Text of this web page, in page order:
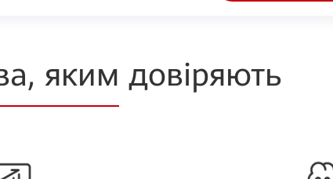
яким довіряють